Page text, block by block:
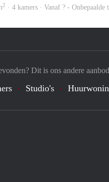
2 · 4 kamers · Vanaf ? - Onbepaalde
Dit is ons andere
Studio's